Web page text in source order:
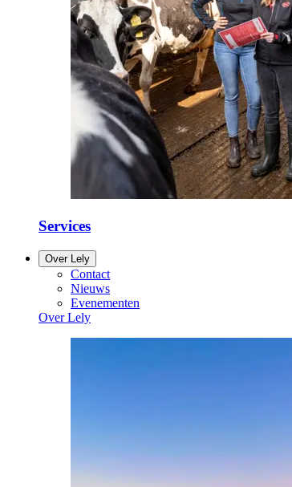
Services
Over Lely
Contact
Nieuws
Evenementen
Over Lely